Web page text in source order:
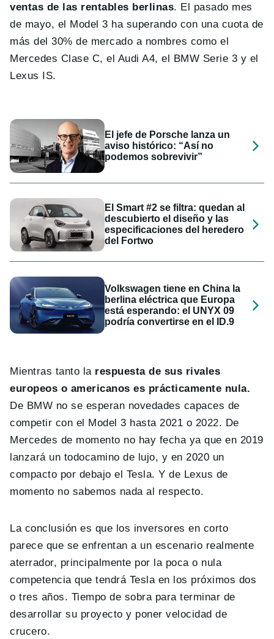
ventas de las rentables berlinas. El pasado mes
de mayo, el Model 3 ha superando con una cuota de
más del 30% de mercado a nombres como el
Mercedes Clase C, el Audi A4, el BMW Serie 3 y el
Lexus IS.
El jefe de Porsche lanza un
aviso histórico: “Así no
podemos sobrevivir”
El Smart #2 se filtra: quedan al
descubierto el diseño y las
especificaciones del heredero
del Fortwo
Volkswagen tiene en China la
berlina eléctrica que Europa
está esperando: el UNYX 09
podría convertirse en el ID.9
Mientras tanto la respuesta de sus rivales
europeos o americanos es prácticamente nula.
De BMW no se esperan novedades capaces de
competir con el Model 3 hasta 2021 o 2022. De
Mercedes de momento no hay fecha ya que en 2019
lanzará un todocamino de lujo, y en 2020 un
compacto por debajo el Tesla. Y de Lexus de
momento no sabemos nada al respecto.
La conclusión es que los inversores en corto
parece que se enfrentan a un escenario realmente
aterrador, principalmente por la poca o nula
competencia que tendrá Tesla en los próximos dos
o tres años. Tiempo de sobra para terminar de
desarrollar su proyecto y poner velocidad de
crucero.